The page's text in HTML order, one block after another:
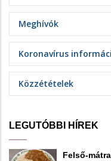
Meghívók
Koronavírus
Közzétételek
LEGUTÓBBI HÍREK
Felső-